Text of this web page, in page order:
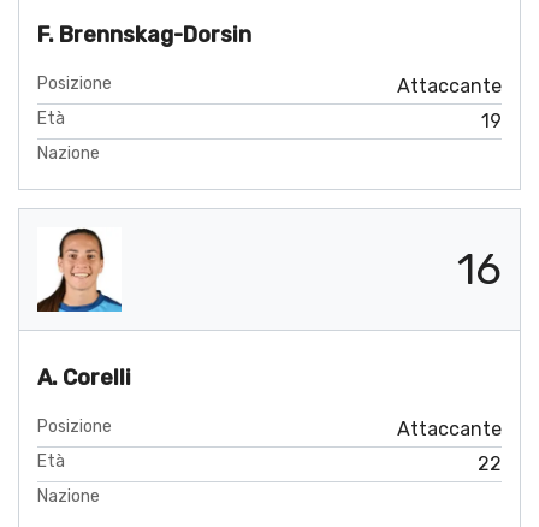
F. Brennskag-Dorsin
Posizione Attaccante
Età 19
Nazione
16
A. Corelli
Posizione Attaccante
Età 22
Nazione